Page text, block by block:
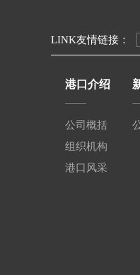
LINK友情链接：
港口介绍
公司概括
组织机构
港口风采